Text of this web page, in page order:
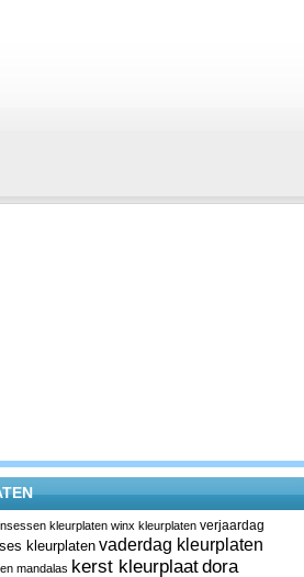
kleurplaten winx kleurplaten verjaardag
kleurplaten vaderdag kleurplaten
mandalas kerst kleurplaatdora